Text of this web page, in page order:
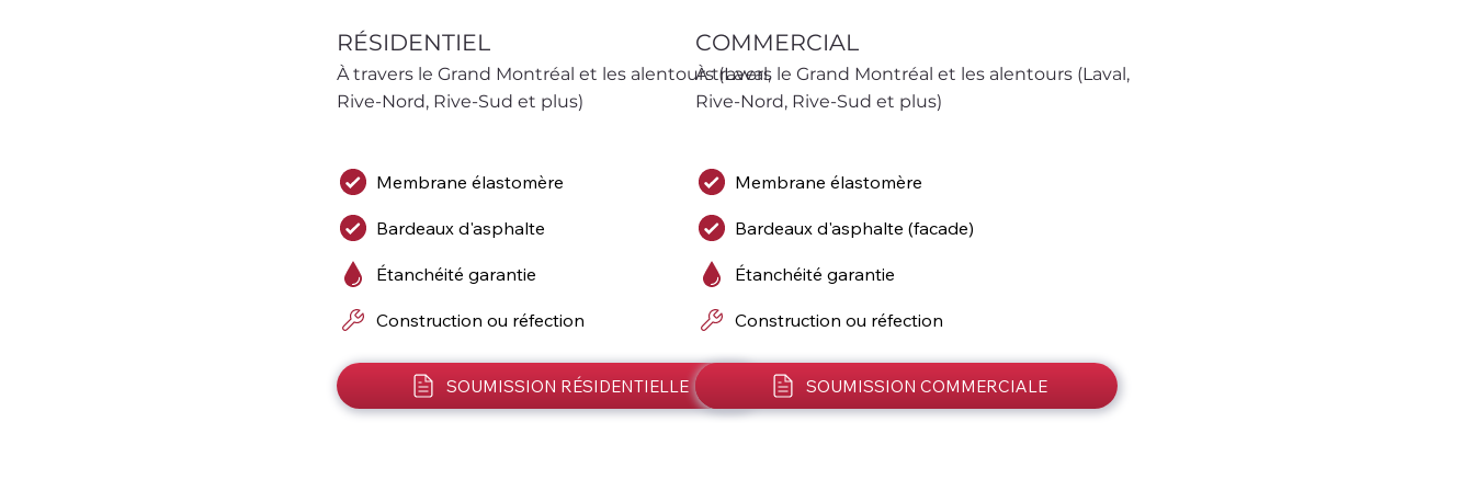
RÉSIDENTIEL
SOUMISSION RÉSIDENTIELLE
À travers le Grand Montréal et les alentours (Laval,
Rive-Nord, Rive-Sud et plus)
Membrane élastomère
Bardeaux d'asphalte
Étanchéité garantie
Construction ou réfection
COMMERCIAL
SOUMISSION COMMERCIALE
À travers le Grand Montréal et les alentours (Laval,
Rive-Nord, Rive-Sud et plus)
Membrane élastomère
Bardeaux d'asphalte (facade)
Étanchéité garantie
Construction ou réfection